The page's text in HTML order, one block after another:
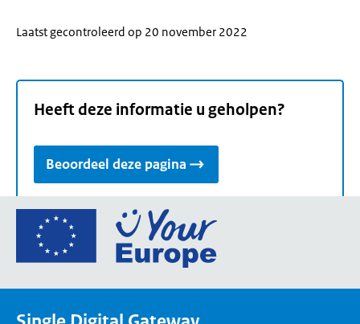
Laatst gecontroleerd op 20 november 2022
Heeft deze informatie u geholpen?
Beoordeel deze pagina
Ga
de